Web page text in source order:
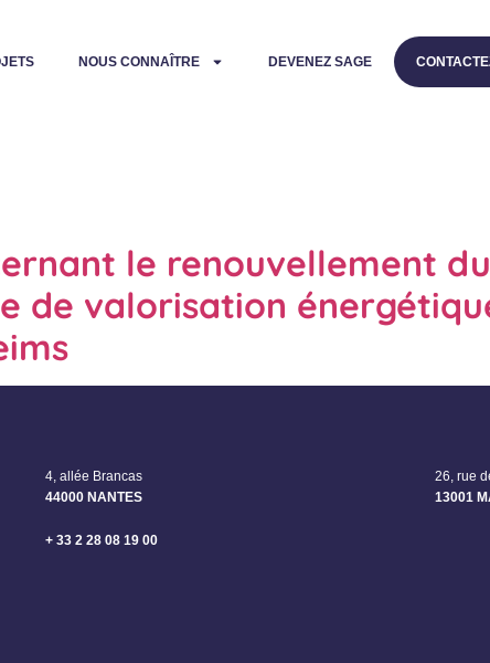
NOUS CONNAÎTRE DEVENEZ SAGE
le renouvellement
de valorisation
4, allée Brancas
44000 NANTES
+ 33 2 28 08 19 00
26, rue
13001